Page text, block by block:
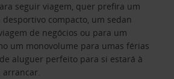
seguir viagem, quer prefira um
compacto, um sedan
de negócios ou para um
um monovolume para umas férias
aluguer perfeito para si estará à
arrancar.